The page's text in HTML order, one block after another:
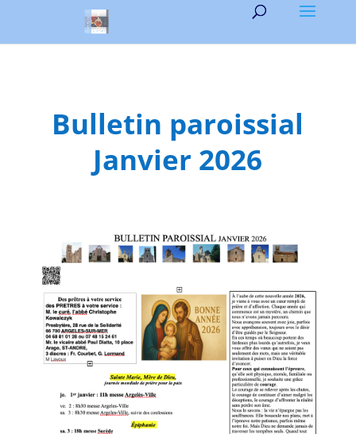
Bulletin paroissial
Janvier 2026